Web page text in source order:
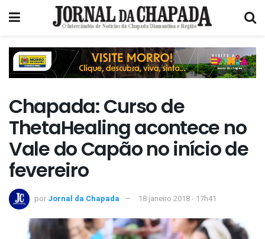
Chapada: Curso de
ThetaHealing acontece no
Vale do Capão no início de
fevereiro
por Jornal da Chapada 18 janeiro 2018 - 17h41